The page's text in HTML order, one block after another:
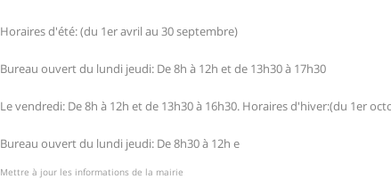
Horaires d'été: (du 1er avril au 30 septembre)
Bureau ouvert du lundi jeudi: De 8h à 12h et de 13h30 à 17h30
Le vendredi: De 8h à 12h et de 13h30 à 16h30. Horaires d'hiver:(du 1er
Bureau ouvert du lundi jeudi: De 8h30 à 12h e
Mettre à jour les informations de la mairie